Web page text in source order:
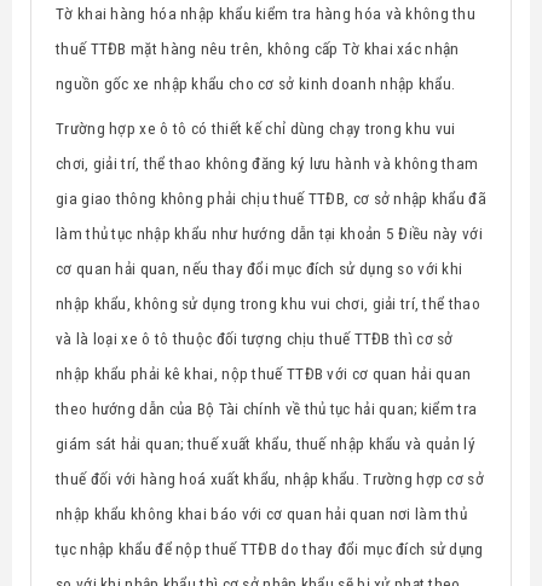
Tờ khai hàng hóa nhập khẩu kiểm tra hàng hóa và không thu
thuế TTĐB mặt hàng nêu trên, không cấp Tờ khai xác nhận
nguồn gốc xe nhập khẩu cho cơ sở kinh doanh nhập khẩu.
Trường hợp xe ô tô có thiết kế chỉ dùng chạy trong khu vui
chơi, giải trí, thể thao không đăng ký lưu hành và không tham
gia giao thông không phải chịu thuế TTĐB, cơ sở nhập khẩu đã
làm thủ tục nhập khẩu như hướng dẫn tại khoản 5 Điều này với
cơ quan hải quan, nếu thay đổi mục đích sử dụng so với khi
nhập khẩu, không sử dụng trong khu vui chơi, giải trí, thể thao
và là loại xe ô tô thuộc đối tượng chịu thuế TTĐB thì cơ sở
nhập khẩu phải kê khai, nộp thuế TTĐB với cơ quan hải quan
theo hướng dẫn của Bộ Tài chính về thủ tục hải quan; kiểm tra
giám sát hải quan; thuế xuất khẩu, thuế nhập khẩu và quản lý
thuế đối với hàng hoá xuất khẩu, nhập khẩu. Trường hợp cơ sở
nhập khẩu không khai báo với cơ quan hải quan nơi làm thủ
tục nhập khẩu để nộp thuế TTĐB do thay đổi mục đích sử dụng